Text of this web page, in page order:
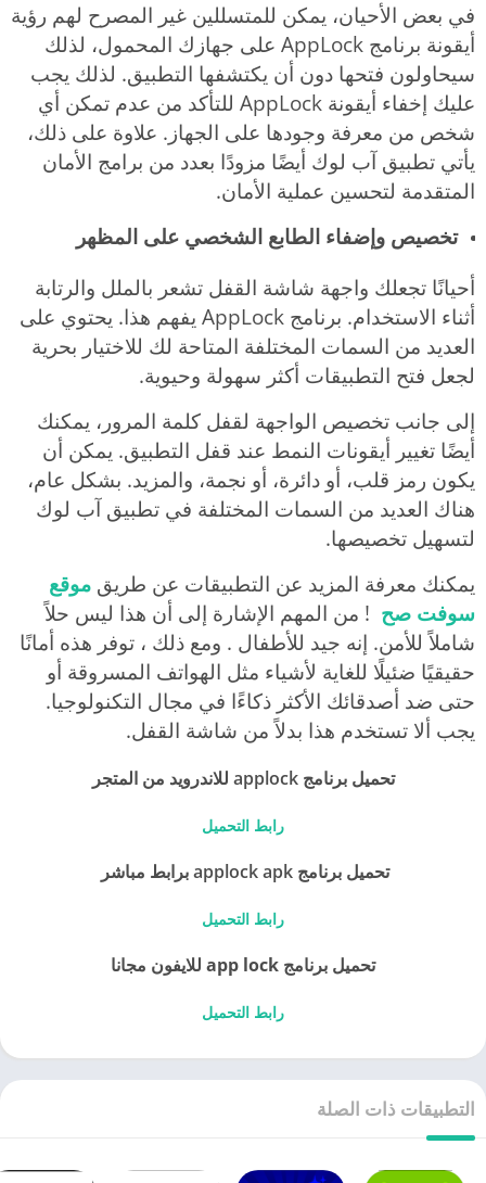
في بعض الأحيان، يمكن للمتسللين غير المصرح لهم رؤية
أيقونة برنامج AppLock على جهازك المحمول، لذلك
سيحاولون فتحها دون أن يكتشفها التطبيق. لذلك يجب
عليك إخفاء أيقونة AppLock للتأكد من عدم تمكن أي
شخص من معرفة وجودها على الجهاز. علاوة على ذلك،
يأتي تطبيق آب لوك أيضًا مزودًا بعدد من برامج الأمان
المتقدمة لتحسين عملية الأمان.
تخصيص وإضفاء الطابع الشخصي على المظهر
أحيانًا تجعلك واجهة شاشة القفل تشعر بالملل والرتابة
أثناء الاستخدام. برنامج AppLock يفهم هذا. يحتوي على
العديد من السمات المختلفة المتاحة لك للاختيار بحرية
لجعل فتح التطبيقات أكثر سهولة وحيوية.
إلى جانب تخصيص الواجهة لقفل كلمة المرور، يمكنك
أيضًا تغيير أيقونات النمط عند قفل التطبيق. يمكن أن
يكون رمز قلب، أو دائرة، أو نجمة، والمزيد. بشكل عام،
هناك العديد من السمات المختلفة في تطبيق آب لوك
لتسهيل تخصيصها.
يمكنك معرفة المزيد عن التطبيقات عن طريق موقع
سوفت صح ! من المهم الإشارة إلى أن هذا ليس حلاً
شاملاً للأمن. إنه جيد للأطفال . ومع ذلك ، توفر هذه أمانًا
حقيقيًا ضئيلًا للغاية لأشياء مثل الهواتف المسروقة أو
حتى ضد أصدقائك الأكثر ذكاءًا في مجال التكنولوجيا.
يجب ألا تستخدم هذا بدلاً من شاشة القفل.
تحميل برنامج applock للاندرويد من المتجر
رابط التحميل
تحميل برنامج applock apk برابط مباشر
رابط التحميل
تحميل برنامج app lock للايفون مجانا
رابط التحميل
التطبيقات ذات الصلة